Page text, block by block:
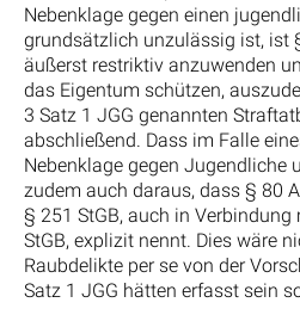
Nebenklage gegen einen
grundsätzlich unzulässig ist, ist
äußerst restriktiv anzuwenden
das Eigentum schützen,
3 Satz 1 JGG genannten
abschließend. Dass im Falle
Nebenklage gegen Jugendliche
zudem auch daraus, dass § 80
§ 251 StGB, auch in
StGB, explizit nennt. Dies wäre
Raubdelikte per se von der
Satz 1 JGG hätten erfasst sein